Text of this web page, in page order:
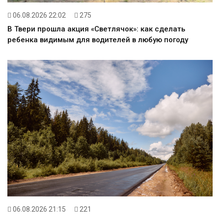
06.08.2026 22:02 275
В Твери прошла акция «Светлячок»: как сделать
ребенка видимым для водителей в любую погоду
06.08.2026 21:15 221